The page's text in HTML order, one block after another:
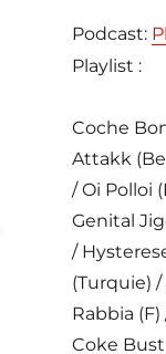
Podcast:
Playlist :
Coche
Attakk
/ Oi Polloi
Genital
/
(Turquie) /
Rabbia
Coke